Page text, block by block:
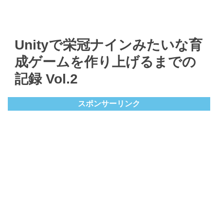
Unityで栄冠ナインみたいな育
成ゲームを作り上げるまでの
記録 Vol.2
スポンサーリンク